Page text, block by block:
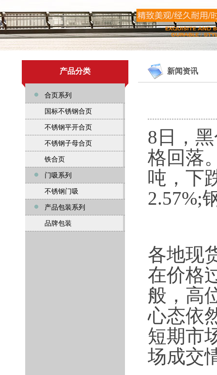
产品分类
合页系列
国标不锈钢合页
不锈钢平开合页
不锈钢子母合页
铁合页
门吸系列
不锈钢门吸
产品包装系列
品牌包装
新闻资讯
8日，
格回落
吨，下
2.57%;
各地现
在价格
般，高
心态依
短期市
场成交